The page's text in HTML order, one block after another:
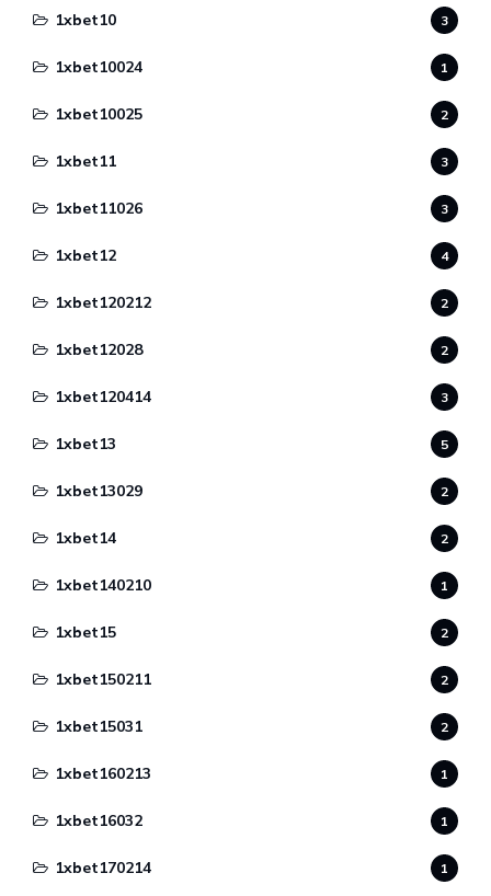
1xbet10 3
1xbet10024 1
1xbet10025 2
1xbet11 3
1xbet11026 3
1xbet12 4
1xbet120212 2
1xbet12028 2
1xbet120414 3
1xbet13 5
1xbet13029 2
1xbet14 2
1xbet140210 1
1xbet15 2
1xbet150211 2
1xbet15031 2
1xbet160213 1
1xbet16032 1
1xbet170214 1